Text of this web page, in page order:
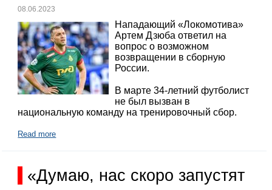
08.06.2023
Нападающий «Локомотива»
Артем Дзюба ответил на
вопрос о возможном
возвращении в сборную
России.
В марте 34-летний футболист
не был вызван в
национальную команду на тренировочный сбор.
Read more
«Думаю, нас скоро запустят